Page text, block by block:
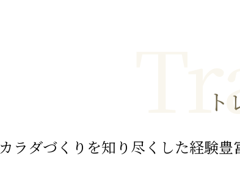
カラダづくりを知り尽くした経験豊